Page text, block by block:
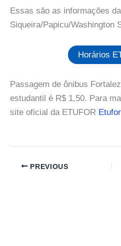
Essas são as informações
Siqueira/Papicu/Washington
Horários
Passagem de ônibus
estudantil é R$ 1,50. Para
site oficial da ETUFOR Etufor
PREVIOUS